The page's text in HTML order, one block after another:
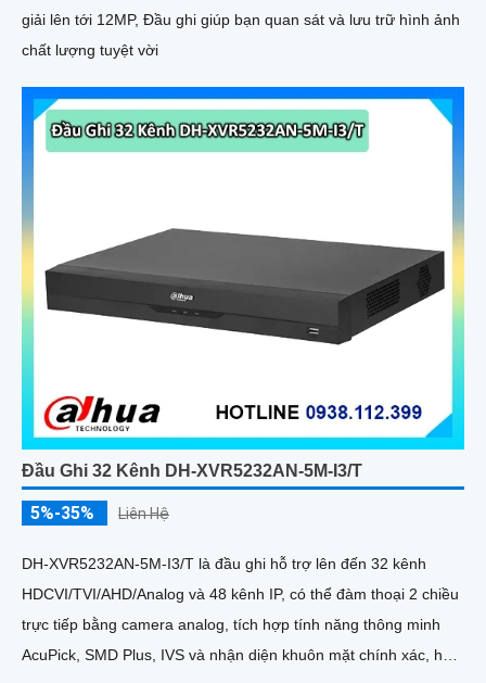
giải lên tới 12MP, Đầu ghi giúp bạn quan sát và lưu trữ hình ảnh
chất lượng tuyệt vời
Đầu Ghi 32 Kênh DH-XVR5232AN-5M-I3/T
5%-35% Liên Hệ
DH-XVR5232AN-5M-I3/T là đầu ghi hỗ trợ lên đến 32 kênh
HDCVI/TVI/AHD/Analog và 48 kênh IP, có thể đàm thoại 2 chiều
trực tiếp bằng camera analog, tích hợp tính năng thông minh
AcuPick, SMD Plus, IVS và nhận diện khuôn mặt chính xác, hỗ